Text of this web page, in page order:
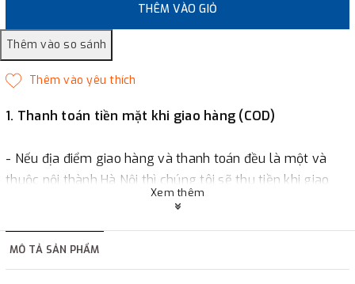
THÊM VÀO GIỎ
1. Thanh toán tiền mặt khi giao hàng (COD)
- Nếu địa điểm giao hàng và thanh toán đều là một và
thuộc nội thành Hà Nội thì chúng tôi sẽ thu tiền khi giao
hàng hoặc khách hàng đặt tiền trước một phần giá trị đơn
2. Thanh toán trực tiếp tại :
Xem thêm
MÔ TẢ SẢN PHẨM